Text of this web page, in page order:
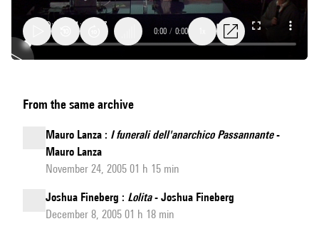
nuit
Gutenberg
Opéra
0:00 / 0:00
From the same archive
Mauro Lanza : I funerali dell'anarchico Passannante-
Mauro Lanza
November 24, 2005 01 h 15 min
Joshua Fineberg : Lolita- Joshua Fineberg
December 8, 2005 01 h 18 min